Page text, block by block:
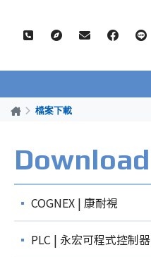
檔案下載
Download
COGNEX | 康耐視
PLC | 永宏可程式控制器